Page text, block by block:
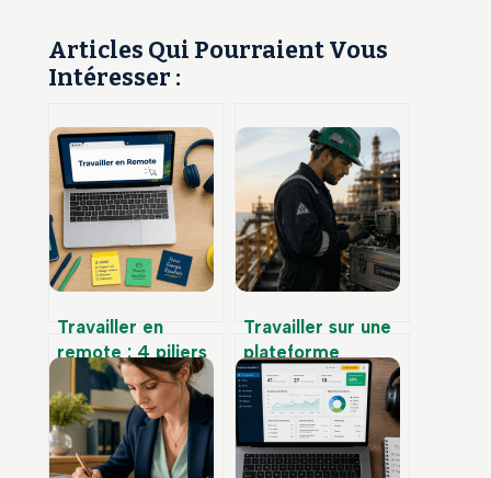
Articles Qui Pourraient Vous
Intéresser :
Travailler en
remote : 4 piliers
pour réussir sa
transition vers une
liberté
géographique
Travailler sur une
plateforme
pétrolière à
l’étranger :
eldorado financier
ou sacrifice